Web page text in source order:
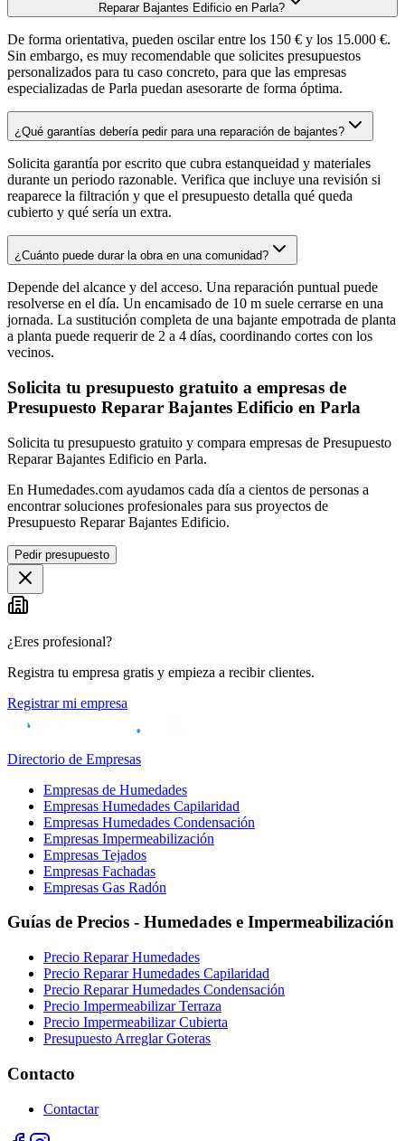
Reparar Bajantes Edificio en Parla?
De forma orientativa, pueden oscilar entre los 150 € y los 15.000 €.
Sin embargo, es muy recomendable que solicites presupuestos
personalizados para tu caso concreto, para que las empresas
especializadas de Parla puedan asesorarte de forma óptima.
¿Qué garantías debería pedir para una reparación de bajantes?
Solicita garantía por escrito que cubra estanqueidad y materiales
durante un periodo razonable. Verifica que incluye una revisión si
reaparece la filtración y que el presupuesto detalla qué queda
cubierto y qué sería un extra.
¿Cuánto puede durar la obra en una comunidad?
Depende del alcance y del acceso. Una reparación puntual puede
resolverse en el día. Un encamisado de 10 m suele cerrarse en una
jornada. La sustitución completa de una bajante empotrada de planta
a planta puede requerir de 2 a 4 días, coordinando cortes con los
vecinos.
Solicita tu presupuesto gratuito a empresas de
Presupuesto Reparar Bajantes Edificio en Parla
Solicita tu presupuesto gratuito y compara empresas de Presupuesto
Reparar Bajantes Edificio en Parla.
En Humedades.com ayudamos cada día a cientos de personas a
encontrar soluciones profesionales para sus proyectos de
Presupuesto Reparar Bajantes Edificio.
Pedir presupuesto
¿Eres profesional?
Registra tu empresa gratis y empieza a recibir clientes.
Registrar mi empresa
Directorio de Empresas
Empresas de Humedades
Empresas Humedades Capilaridad
Empresas Humedades Condensación
Empresas Impermeabilización
Empresas Tejados
Empresas Fachadas
Empresas Gas Radón
Guías de Precios - Humedades e Impermeabilización
Precio Reparar Humedades
Precio Reparar Humedades Capilaridad
Precio Reparar Humedades Condensación
Precio Impermeabilizar Terraza
Precio Impermeabilizar Cubierta
Presupuesto Arreglar Goteras
Contacto
Contactar